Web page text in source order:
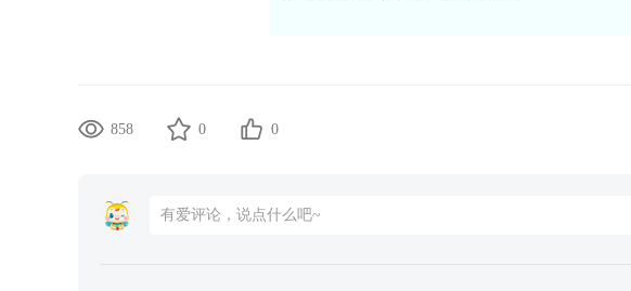
858 0 0